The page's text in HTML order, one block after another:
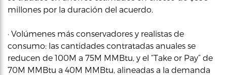
millones por la duración del acuerdo.
· Volúmenes más conservadores y realistas de
consumo: las cantidades contratadas anuales se
reducen de 100M a 75M MMBtu, y el “Take or Pay” de
70M MMBtu a 40M MMBtu, alineadas a la demanda